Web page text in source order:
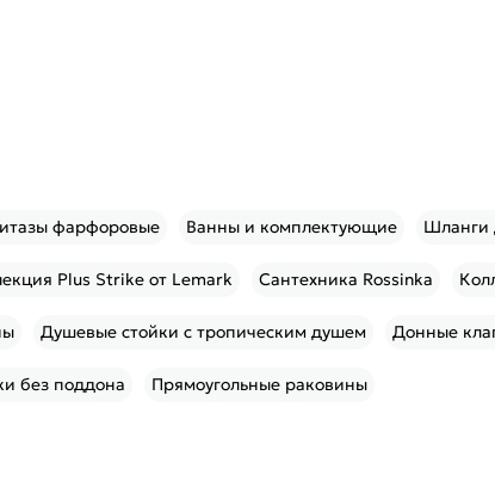
фарфоровые Ванны и комплектующие Шланги
Plus Strike от Lemark Сантехника Rossinka
Душевые стойки с тропическим душем Донные
без поддона Прямоугольные раковины